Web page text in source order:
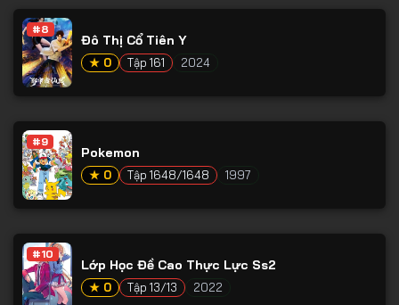
#8
Đô Thị Cổ Tiên Y
★ 0 Tập 161 2024
#9
Pokemon
★ 0 Tập 1648/1648 1997
#10
Lớp Học Đề Cao Thực Lực Ss2
★ 0 Tập 13/13 2022